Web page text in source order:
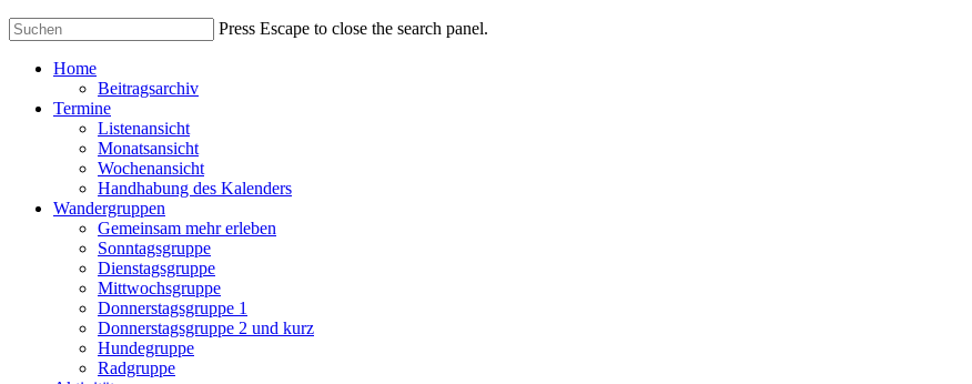
Press Escape to close the search panel.
Home
Beitragsarchiv
Termine
Listenansicht
Monatsansicht
Wochenansicht
Handhabung des Kalenders
Wandergruppen
Gemeinsam mehr erleben
Sonntagsgruppe
Dienstagsgruppe
Mittwochsgruppe
Donnerstagsgruppe 1
Donnerstagsgruppe 2 und kurz
Hundegruppe
Radgruppe